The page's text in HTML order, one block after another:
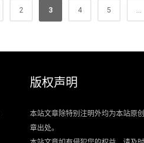
2 3 4 5 ...
版权声明
本站文章除特别注明外均为本站原
章出处。